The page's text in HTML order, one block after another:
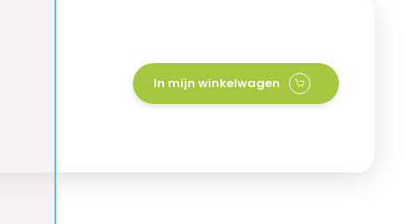
In mijn winkelwagen